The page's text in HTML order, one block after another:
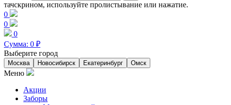
тачскрином, используйте пролистывание или нажатие.
0
0
0
Сумма: 0 ₽
Выберите город
Москва Новосибирск Екатеринбург Омск
Меню
Акции
Заборы